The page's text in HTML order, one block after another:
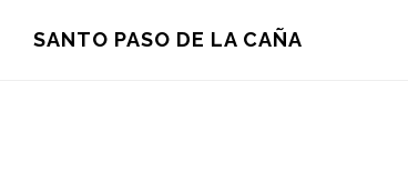
SANTO PASO DE LA CAÑA